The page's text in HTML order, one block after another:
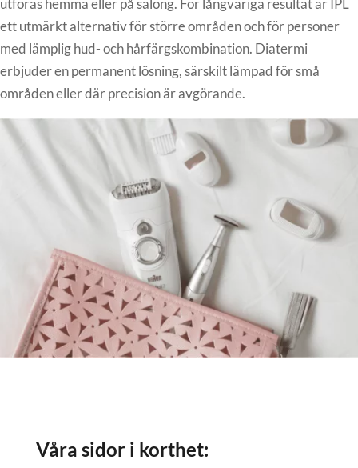
utföras hemma eller på salong. För långvariga resultat är IPL
ett utmärkt alternativ för större områden och för personer
med lämplig hud- och hårfärgskombination. Diatermi
erbjuder en permanent lösning, särskilt lämpad för små
områden eller där precision är avgörande.
Våra sidor i korthet: